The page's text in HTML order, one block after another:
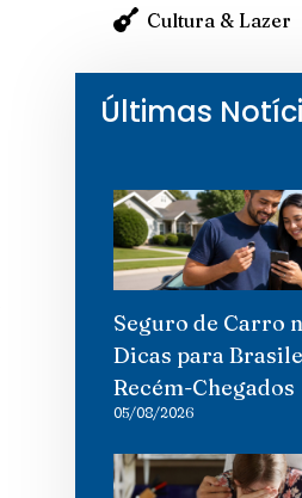
Cultura & Lazer
Últimas
Seguro de Carro
Dicas para
Recém-Chegados
05/08/2026